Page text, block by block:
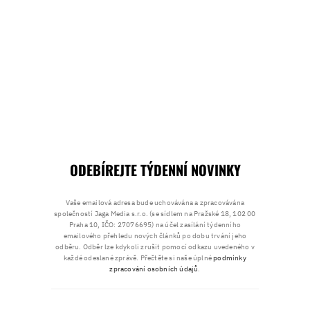
ODEBÍREJTE TÝDENNÍ NOVINKY
Vaše emailová adresa bude uchovávána a zpracovávána
společností Jaga Media s.r.o. (se sídlem na Pražské 18, 102 00
Praha 10, IČO: 27076695) na účel zasílání týdenního
emailového přehledu nových článků po dobu trvání jeho
odběru. Odběr lze kdykoli zrušit pomocí odkazu uvedeného v
každé odeslané zprávě. Přečtěte si naše úplnépodmínky
zpracování osobních údajů.